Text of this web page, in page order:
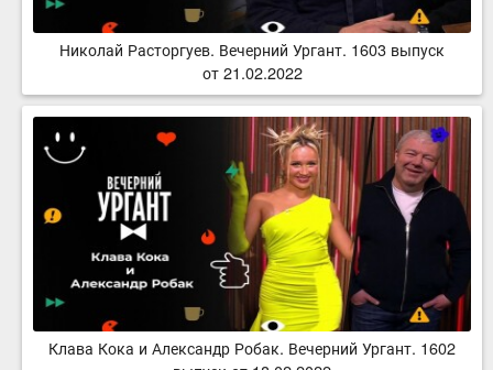
Николай Расторгуев. Вечерний Ургант. 1603 выпуск
от 21.02.2022
Клава Кока и Александр Робак. Вечерний Ургант. 1602